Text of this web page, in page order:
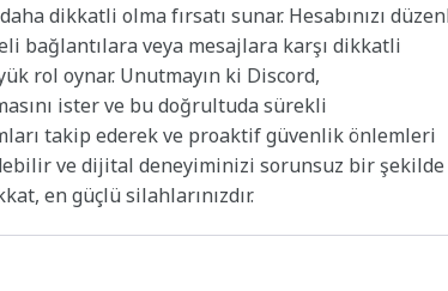
dikkatli olma fırsatı sunar. Hesabınızı
bağlantılara veya mesajlara karşı dikkatli
rol oynar. Unutmayın ki Discord,
ister ve bu doğrultuda sürekli
takip ederek ve proaktif güvenlik önlemleri
ve dijital deneyiminizi sorunsuz bir şekilde
en güçlü silahlarınızdır.